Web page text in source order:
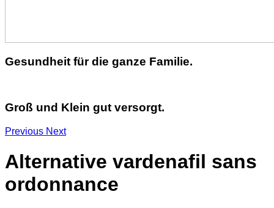
Gesundheit für die ganze Familie.
Groß und Klein gut versorgt.
Previous Next
Alternative vardenafil sans
ordonnance